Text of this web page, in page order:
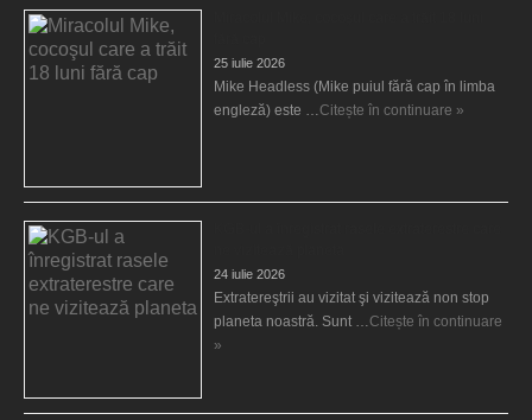
25 iulie 2026
Mike Headless (Mike puiul fără cap în limba
engleză) este …Citește în continuare »
24 iulie 2026
Extratereştrii au vizitat şi vizitează non stop
planeta noastră. Sunt …Citește în continuare
»